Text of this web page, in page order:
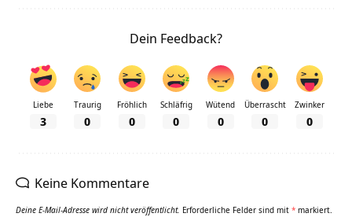
Dein Feedback?
Liebe
3
Traurig
0
Fröhlich
0
Schläfrig
0
Wütend
0
Überrascht
0
Zwinker
0
Keine Kommentare
Deine E-Mail-Adresse wird nicht veröffentlicht. Erforderliche Felder sind mit * markiert.